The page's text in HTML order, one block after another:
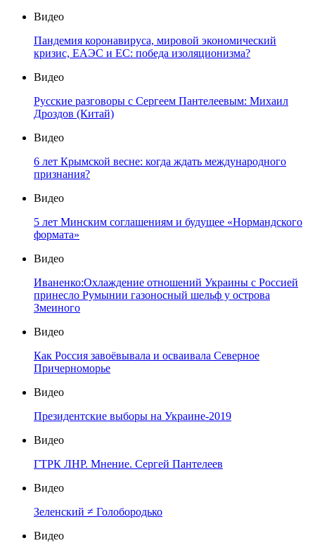
Видео
Пандемия коронавируса, мировой экономический
кризис, ЕАЭС и ЕС: победа изоляционизма?
Видео
Русские разговоры с Сергеем Пантелеевым: Михаил
Дроздов (Китай)
Видео
6 лет Крымской весне: когда ждать международного
признания?
Видео
5 лет Минским соглашениям и будущее «Нормандского
формата»
Видео
Иваненко:Охлаждение отношений Украины с Россией
принесло Румынии газоносный шельф у острова
Змеиного
Видео
Как Россия завоёвывала и осваивала Северное
Причерноморье
Видео
Президентские выборы на Украине-2019
Видео
ГТРК ЛНР. Мнение. Сергей Пантелеев
Видео
Зеленский ≠ Голобородько
Видео